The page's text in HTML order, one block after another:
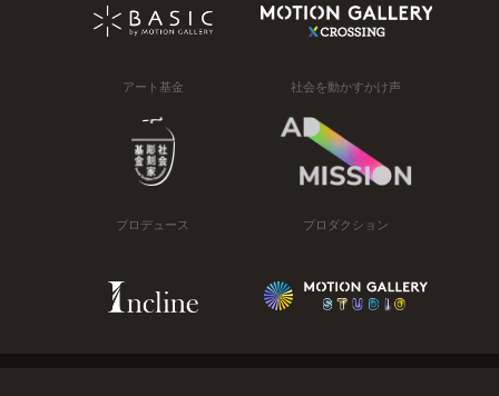
アート基金 社会を動かすかけ声
プロデュース プロダクション